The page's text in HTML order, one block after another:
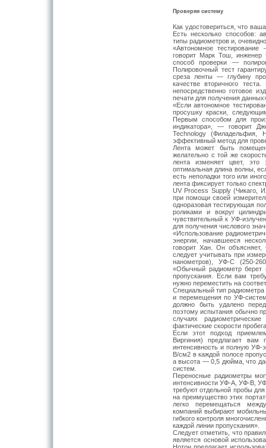
Проверяя систему
Как удостовериться, что
Есть несколько способов:
типы радиометров и,
«Автономное
говорит Марк Тош,
способ проверки —
Полировочный тест
среза ленты — глубину
качестве вторичного
непосредственно готовое
печати для получения
«Если автономное
просушку краски,
Первым способом для
индикатора», — говорит
Technology
эффективный метод для
Лента может быть
желательно с той же
лента изменяет цвет, это
оптимальная длина волны,
есть неполадки того или
лента фиксирует только
UV Process Supply (Чикаго,
при помощи своей
одноразовая тестирующая
роликами и вокруг
чувствительный к УФ-
для получения числового
«Использование
энергии, начавшееся
говорит Хан. Он объясняет,
следует учитывать при
нанометров), УФ-С (250-
«Обычный радиометр берет
пропускания. Если вам
нужно переместить на
Специальный тип радиометра
и перемещения по УФ-
должно быть удалено
поэтому испытания обычно
случаях
фактические скорости
Если этот подход
Виргиния) предлагает
интенсивность и полную УФ-
В/см2 в каждой полосе
а высота — 0,5 дюйма, что
систем.
Переносные радиометры
интенсивности УФ-А, УФ-В,
требуют отдельной пробы
на преимущество этих
легко перемещаться
компаний выбирают
гибкого контроля
каждой линии пропускания».
Следует отметить, что
является основой